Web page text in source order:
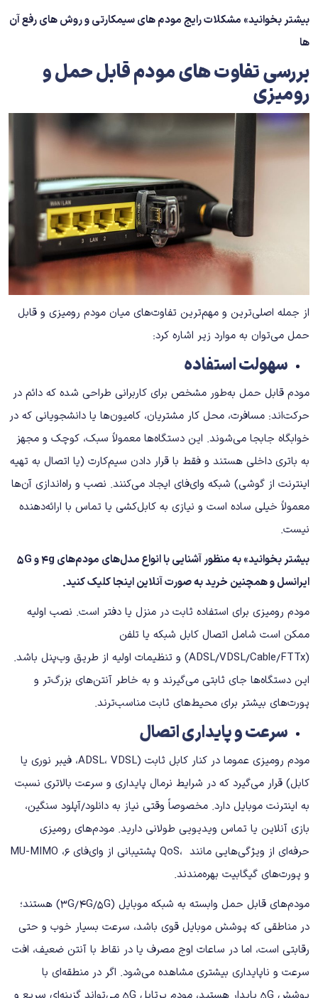
بیشتر بخوانید» مشکلات رایج مودم های سیمکارتی و روش های رفع آن
ها
بررسی تفاوت های مودم قابل حمل و
رومیزی
از جمله اصلی‌ترین و مهم‌ترین تفاوت‌های میان مودم رومیزی و قابل
حمل می‌توان به موارد زیر اشاره کرد:
سهولت استفاده
مودم قابل حمل به‌طور مشخص برای کاربرانی طراحی شده که دائم در
حرکت‌اند: مسافرت، محل کار مشتریان، کامیون‌ها یا دانشجویانی که در
خوابگاه جابجا می‌شوند. این دستگاه‌ها معمولاً سبک، کوچک و مجهز
به باتری داخلی هستند و فقط با قرار دادن سیم‌کارت (یا اتصال به تهیه
اینترنت از گوشی) شبکه وای‌فای ایجاد می‌کنند. نصب و راه‌اندازی آن‌ها
معمولاً خیلی ساده است و نیازی به کابل‌کشی یا تماس با ارائه‌دهنده
نیست.
بیشتر بخوانید» به منظور آشنایی با انواع مدل‌های مودم‌های 4g و 5G
ایرانسل و همچنین خرید به صورت آنلایناینجاکلیک کنید.
مودم رومیزی برای استفاده ثابت در منزل یا دفتر است. نصب اولیه
ممکن است شامل اتصال کابل شبکه یا تلفن
(ADSL/VDSL/Cable/FTTx) و تنظیمات اولیه از طریق وب‌پنل باشد.
این دستگاه‌ها جای ثابتی می‌گیرند و به‌ خاطر آنتن‌های بزرگ‌تر و
پورت‌های بیشتر برای محیط‌های ثابت مناسب‌ترند.
سرعت و پایداری اتصال
مودم رومیزی عموما در کنار کابل ثابت (ADSL، VDSL، فیبر نوری یا
کابل) قرار می‌گیرد که در شرایط نرمال پایداری و سرعت بالاتری نسبت
به اینترنت موبایل دارد. مخصوصاً وقتی نیاز به دانلود/آپلود سنگین،
بازی آنلاین یا تماس ویدیویی طولانی دارید. مودم‌های رومیزی
حرفه‌ای از ویژگی‌هایی مانند ،QoS پشتیبانی از وای‌فای 6، MU-MIMO
و پورت‌های گیگابیت بهره‌مندند.
مودم‌های قابل حمل وابسته به شبکه موبایل (3G/4G/5G) هستند؛
در مناطقی که پوشش موبایل قوی باشد، سرعت بسیار خوب و حتی
رقابتی است، اما در ساعات اوج مصرف یا در نقاط با آنتن ضعیف، افت
سرعت و ناپایداری بیشتری مشاهده می‌شود. اگر در منطقه‌ای با